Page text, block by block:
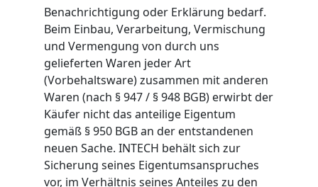
Benachrichtigung oder Erklärung bedarf.
Beim Einbau, Verarbeitung, Vermischung
und Vermengung von durch uns
gelieferten Waren jeder Art
(Vorbehaltsware) zusammen mit anderen
Waren (nach § 947 / § 948 BGB) erwirbt der
Käufer nicht das anteilige Eigentum
gemäß § 950 BGB an der entstandenen
neuen Sache. INTECH behält sich zur
Sicherung seines Eigentumsanspruches
vor, im Verhältnis seines Anteiles zu den